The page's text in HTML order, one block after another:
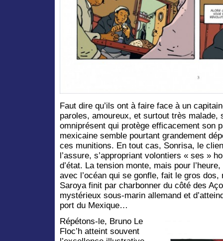
Faut dire qu’ils ont à faire face à un
paroles, amoureux, et surtout très malade,
omniprésent qui protège efficacement son
mexicaine semble pourtant grandement
ces munitions. En tout cas, Sonrisa, le
l’assure, s’appropriant volontiers « ses »
d’état. La tension monte, mais pour
avec l’océan qui se gonfle, fait le gros
Saroya finit par charbonner du côté des
mystérieux sous-marin allemand et
port du Mexique…
Répétons-le, Bruno Le
Floc’h atteint souvent